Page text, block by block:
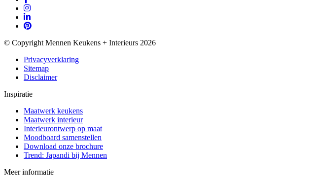
© Copyright Mennen Keukens + Interieurs 2026
Privacyverklaring
Sitemap
Disclaimer
Inspiratie
Maatwerk keukens
Maatwerk interieur
Interieurontwerp op maat
Moodboard samenstellen
Download onze brochure
Trend: Japandi bij Mennen
Meer informatie